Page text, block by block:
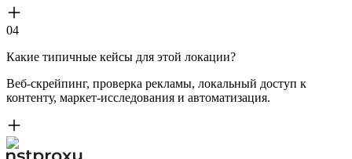
04
Какие типичные кейсы для этой локации?
Веб-скрейпинг, проверка рекламы, локальный доступ к
контенту, маркет-исследования и автоматизация.